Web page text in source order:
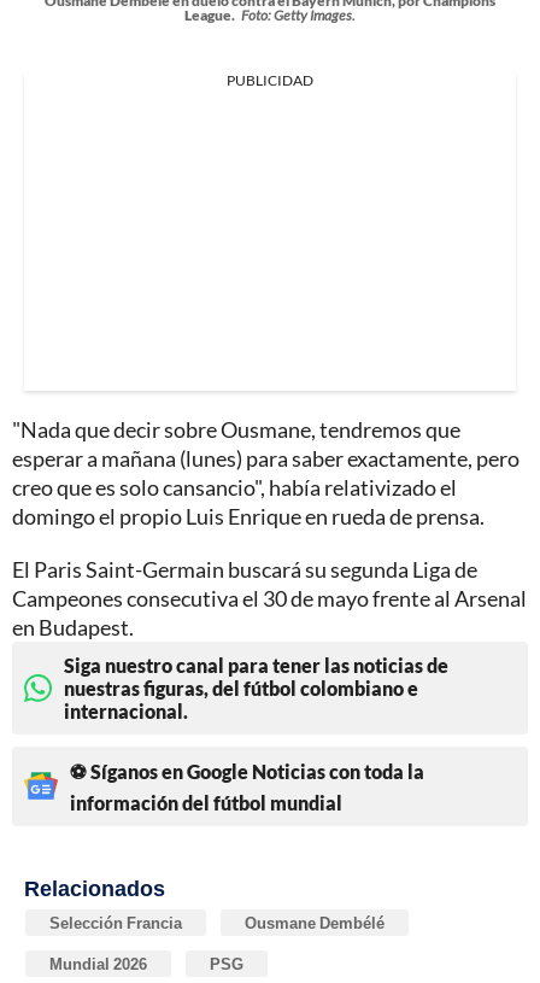
League. Foto: Getty Images.
PUBLICIDAD
"Nada que decir sobre Ousmane, tendremos que
esperar a mañana (lunes) para saber exactamente, pero
creo que es solo cansancio", había relativizado el
domingo el propio Luis Enrique en rueda de prensa.
El Paris Saint-Germain buscará su segunda Liga de
Campeones consecutiva el 30 de mayo frente al Arsenal
en Budapest.
Siga nuestro canal para tener las noticias de
nuestras figuras, del fútbol colombiano e
internacional.
⚽ Síganos en Google Noticias con toda la
información del fútbol mundial
Relacionados
Selección Francia Ousmane Dembélé
Mundial 2026 PSG